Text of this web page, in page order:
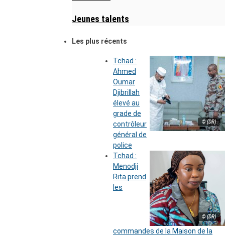
Jeunes talents
Les plus récents
© (DR)
Tchad :
Ahmed
Oumar
Djibrillah
élevé au
grade de
contrôleur
général de
police
© (DR)
Tchad :
Menodji
Rita prend
les
commandes de la Maison de la